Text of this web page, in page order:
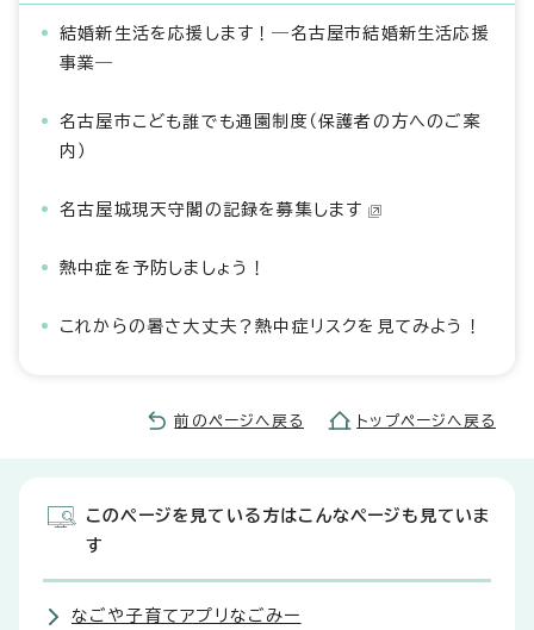
結婚新生活を応援します！―名古屋市結婚新生活応援
事業―
名古屋市こども誰でも通園制度（保護者の方へのご案
内）
名古屋城現天守閣の記録を募集します
熱中症を予防しましょう！
これからの暑さ大丈夫？熱中症リスクを見てみよう！
前のページへ戻る トップページへ戻る
このページを見ている方はこんなページも見ていま
す
なごや子育てアプリなごみー